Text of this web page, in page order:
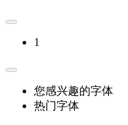
1
您感兴趣的字体
热门字体